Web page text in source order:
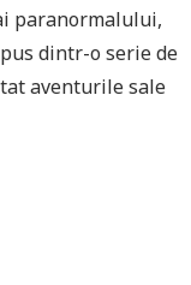
paranormalului,
dintr-o serie de
aventurile sale